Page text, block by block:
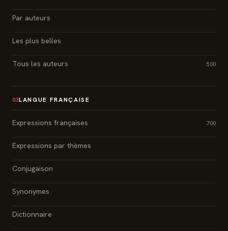
Par auteurs
Les plus belles
Tous les auteurs 500
03LANGUE FRANÇAISE
Expressions françaises 700
Expressions par thèmes
Conjugaison
Synonymes
Dictionnaire